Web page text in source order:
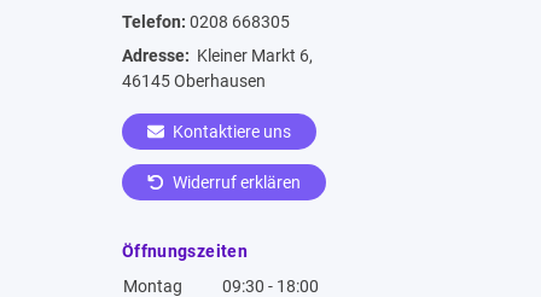
Telefon: 0208 668305
Adresse: Kleiner Markt 6,
46145 Oberhausen
Kontaktiere uns
Widerruf erklären
Öffnungszeiten
Montag
09:30 - 18:00